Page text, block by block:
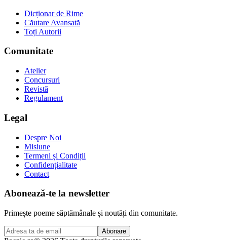
Dicționar de Rime
Căutare Avansată
Toți Autorii
Comunitate
Atelier
Concursuri
Revistă
Regulament
Legal
Despre Noi
Misiune
Termeni și Condiții
Confidențialitate
Contact
Abonează-te la newsletter
Primește poeme săptămânale și noutăți din comunitate.
Abonare